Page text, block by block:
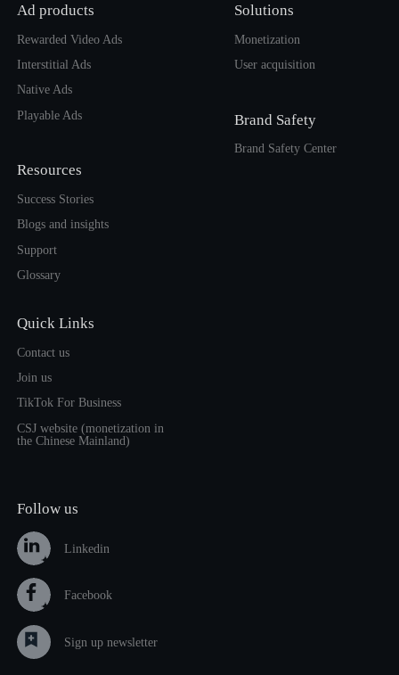
Ad products
Rewarded Video Ads
Interstitial Ads
Native Ads
Playable Ads
Resources
Success Stories
Blogs and insights
Support
Glossary
Quick Links
Contact us
Join us
TikTok For Business
CSJ website (monetization in
the Chinese Mainland)
Solutions
Monetization
User acquisition
Brand Safety
Brand Safety Center
Follow us
Linkedin
Facebook
Sign up newsletter